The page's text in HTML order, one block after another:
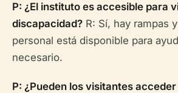
P: ¿El instituto es accesible para
discapacidad? R: Sí, hay rampas
personal está disponible para
necesario.
P: ¿Pueden los visitantes